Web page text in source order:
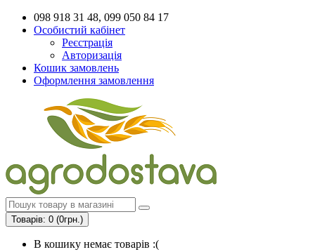
098 918 31 48, 099 050 84 17
Особистий кабінет
Реєстрація
Авторизація
Кошик замовлень
Оформлення замовлення
Товарів: 0 (0грн.)
В кошику немає товарів :(